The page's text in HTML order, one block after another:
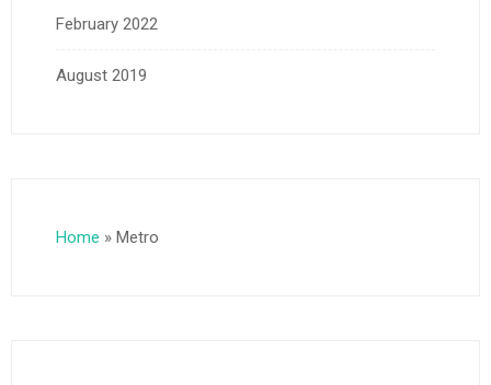
February 2022
August 2019
Home » Metro